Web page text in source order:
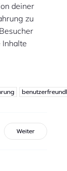
deiner
zu
Weiter